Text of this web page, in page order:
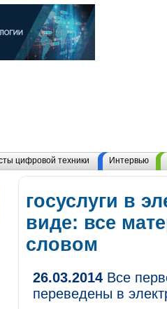
цифровой техники Интервью
госуслуги в
виде: все
словом
26.03.2014 Все
переведены в